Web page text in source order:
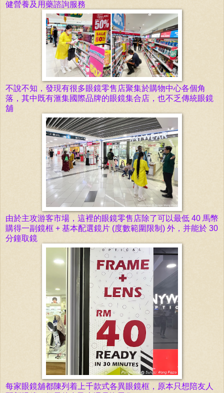
健營養及用藥諮詢服務
不說不知，發現有很多眼鏡零售店聚集於購物中心各個角
落，其中既有滙集國際品牌的眼鏡集合店，也不乏傳統眼鏡
舖
由於主攻游客市場，這裡的眼鏡零售店除了可以最低 40 馬幣
購得一副鏡框 + 基本配選鏡片 (度數範圍限制) 外，并能於 30
分鐘取鏡
每家眼鏡舖都陳列着上千款式各異眼鏡框，原本只想陪友人